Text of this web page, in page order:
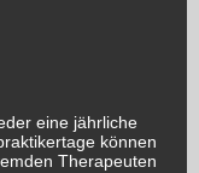
eine jährliche
können
Therapeuten